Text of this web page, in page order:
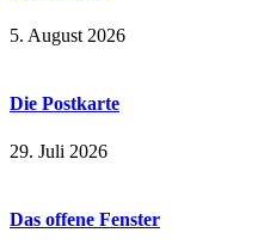
5. August 2026
Die Postkarte
29. Juli 2026
Das offene Fenster